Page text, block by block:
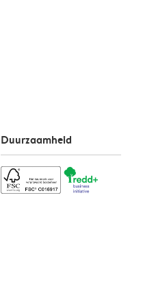
Duurzaamheid